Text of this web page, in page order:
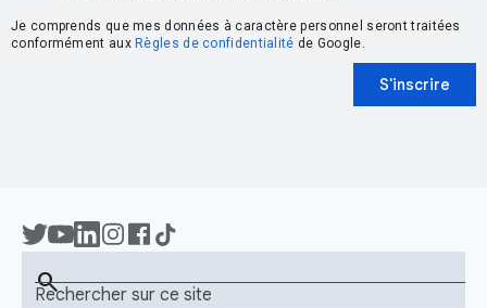
Je comprends que mes données à caractère personnel seront traitées
conformément aux Règles de confidentialité de Google.
S'inscrire
Rechercher sur ce site
search